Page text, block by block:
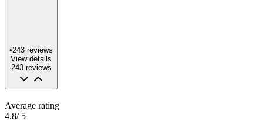
•243 reviews
View details
243 reviews
Average rating
4.8/ 5